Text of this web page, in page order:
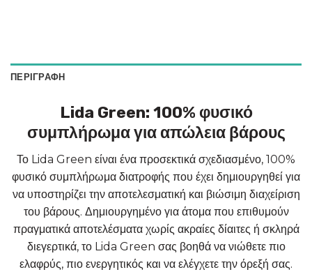
ΠΕΡΙΓΡΑΦΉ
Lida Green: 100% φυσικό
συμπλήρωμα για απώλεια βάρους
Το Lida Green είναι ένα προσεκτικά σχεδιασμένο, 100%
φυσικό συμπλήρωμα διατροφής που έχει δημιουργηθεί για
να υποστηρίζει την αποτελεσματική και βιώσιμη διαχείριση
του βάρους. Δημιουργημένο για άτομα που επιθυμούν
πραγματικά αποτελέσματα χωρίς ακραίες δίαιτες ή σκληρά
διεγερτικά, το Lida Green σας βοηθά να νιώθετε πιο
ελαφρύς, πιο ενεργητικός και να ελέγχετε την όρεξή σας.